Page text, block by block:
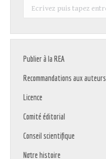
Recherche
Publier à la REA
Recommandations aux auteurs
Licence
Comité éditorial
Conseil scientifique
Notre histoire